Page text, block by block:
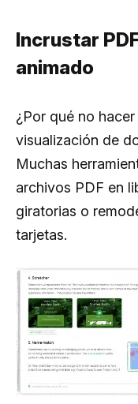
Incrustar
animado
¿Por qué no
visualización de
Muchas
archivos PDF en
giratorias o
tarjetas.